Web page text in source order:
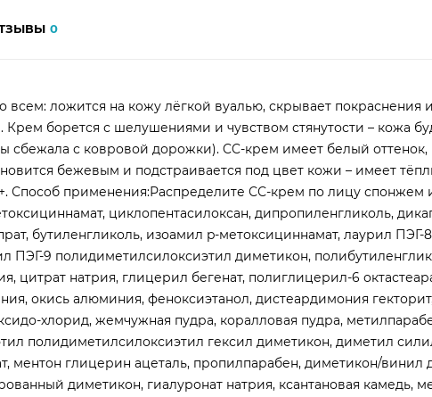
0
всем: ложится на кожу лёгкой вуалью, скрывает покраснения
Крем борется с шелушениями и чувством стянутости – кожа
сбежала с ковровой дорожки). CC-крем имеет белый оттенок,
бежевым и подстраивается под цвет кожи – имеет
Способ применения:Распределите СС-крем по лицу спонжем
циклопентасилоксан, дипропиленгликоль,
бутиленгликоль, изоамил p-метоксициннамат, лаурил ПЭГ-
ПЭГ-9 полидиметилсилоксиэтил диметикон,
цитрат натрия, глицерил бегенат, полиглицерил-6
окись алюминия, феноксиэтанол, дистеардимония
хлорид, жемчужная пудра, коралловая пудра,
полидиметилсилоксиэтил гексил диметикон, диметил
ментон глицерин ацеталь, пропилпарабен, диметикон/винил
диметикон, гиалуронат натрия, ксантановая камедь,